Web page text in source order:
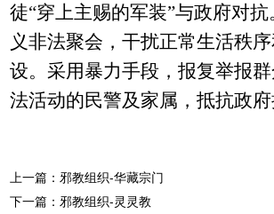
徒“穿上主赐的军装”与政府对
义非法聚会，干扰正常生活秩
设。采用暴力手段，报复举报
法活动的民警及家属，抵抗政府
上一篇：邪教组织-华藏宗门
下一篇：邪教组织-灵灵教